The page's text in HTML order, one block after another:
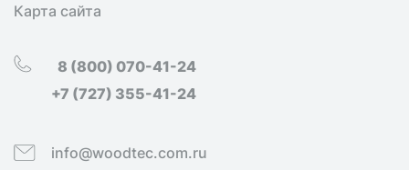
Карта сайта
8 (800) 070-41-24
+7 (727) 355-41-24
info@woodtec.com.ru